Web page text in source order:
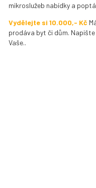
mikroslužeb nabídky a
Vydělejte si 10.000,- Kč
prodáva byt či dům. Napište
Vaše..